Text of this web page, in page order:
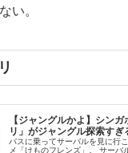
い。
【ジャングルかよ】シン
リ」がジャングル探索すぎ
バスに乗ってサーバルを見に行こうよ 今、大ブー
メ「けものフレンズ」。 サーバ